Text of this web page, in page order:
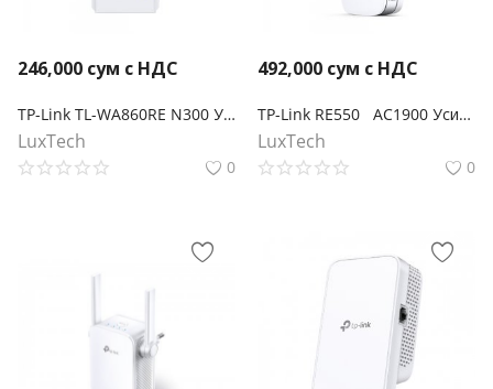
246,000 сум с НДС
TP-Link TL-WA860RE N300 Усилитель Wi-Fi сигнала со встроенной розеткой
LuxTech
0
492,000 сум с НДС
TP-Link RE550 AC1900 Усилитель Wi-Fi сигнала
LuxTech
0